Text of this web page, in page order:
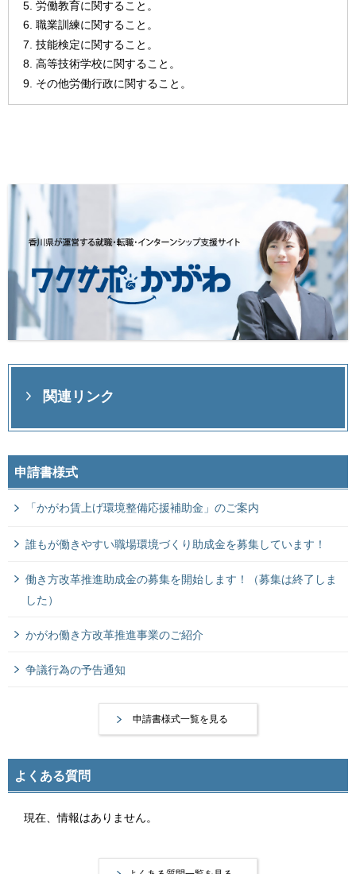
労働教育に関すること。
職業訓練に関すること。
技能検定に関すること。
高等技術学校に関すること。
その他労働行政に関すること。
関連リンク
申請書様式
「かがわ賃上げ環境整備応援補助金」のご案内
誰もが働きやすい職場環境づくり助成金を募集しています！
働き方改革推進助成金の募集を開始します！（募集は終了しま
した）
かがわ働き方改革推進事業のご紹介
争議行為の予告通知
申請書様式一覧を見る
よくある質問
現在、情報はありません。